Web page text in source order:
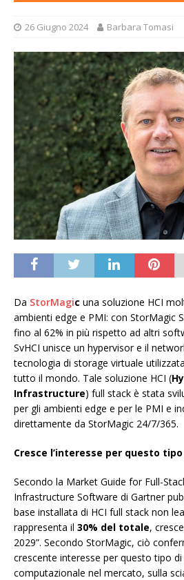
26 Giugno 2024 Barbara Tomasi
Da StorMagic una soluzione HCI
ambienti edge e PMI: con StorMagic
fino al 62% in più rispetto ad altri
SvHCI unisce un hypervisor e il
tecnologia di storage virtuale
tutto il mondo. Tale soluzione HCI (
Infrastructure) full stack è stata
per gli ambienti edge e per le PMI e
direttamente da StorMagic 24/7/365.
Cresce l’interesse per questo
Secondo la Market Guide for Full-
Infrastructure Software di Gartner
base installata di HCI full stack non
rappresenta il 30% del totale,
2029”. Secondo StorMagic, ciò
crescente interesse per questo tipo
computazionale nel mercato, sulla